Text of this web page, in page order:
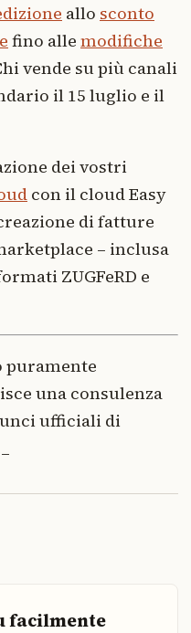
allo sconto
fino alle modifiche
vende su più canali
il 15 luglio e il
dei vostri
con il cloud Easy
di fatture
– inclusa
ZUGFeRD e
puramente
una consulenza
ufficiali di
facilmente